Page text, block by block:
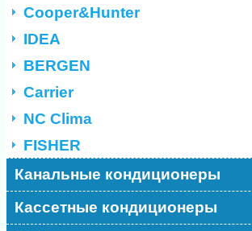
Cooper&Hunter
IDEA
BERGEN
Carrier
NC Clima
FISHER
Канальные кондиционеры
Кассетные кондиционеры